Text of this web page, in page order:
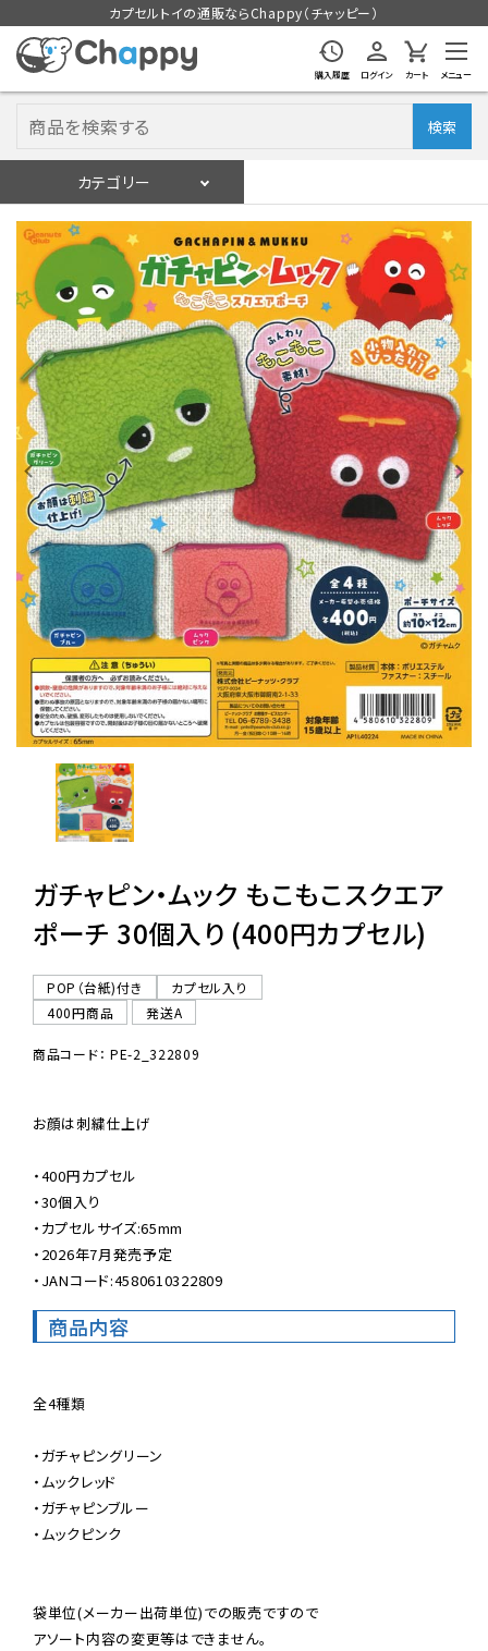
カプセルトイの通販ならChappy（チャッピー）
購入履歴 ログイン カート メニュー
検索
カテゴリー
ログイン 会員登録
入荷スケジュールをチェック
カプセルトイマシン本体
カプセルトイ
販促用空カプセル
レンタル
景品・玩具・文具
販促用カプセルトイ
06-6282-7659
ガチャピン・ムック もこもこスクエア
ポーチ 30個入り (400円カプセル)
POP（台紙)付き
カプセル入り
400円商品
発送A
商品コード： PE-2_322809
お顔は刺繍仕上げ
・400円カプセル
・30個入り
・カプセルサイズ:65mm
・2026年7月発売予定
・JANコード:4580610322809
商品内容
全4種類
・ガチャピングリーン
・ムックレッド
・ガチャピンブルー
・ムックピンク
袋単位(メーカー出荷単位)での販売ですので
アソート内容の変更等はできません。